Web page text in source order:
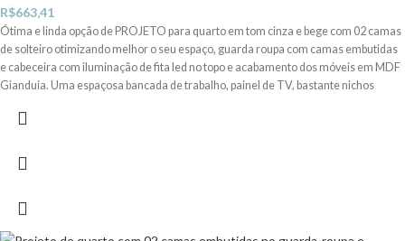
R$663,41
Ótima e linda opção de PROJETO para quarto em tom cinza e bege com 02 camas
de solteiro otimizando melhor o seu espaço, guarda roupa com camas embutidas
e cabeceira com iluminação de fita led no topo e acabamento dos móveis em MDF
Gianduia. Uma espaçosa bancada de trabalho, painel de TV, bastante nichos